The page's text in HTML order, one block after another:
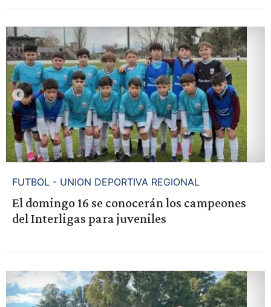
FUTBOL - UNION DEPORTIVA REGIONAL
El domingo 16 se conocerán los campeones
del Interligas para juveniles